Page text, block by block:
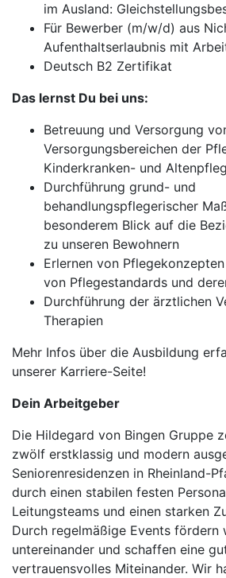
im Ausland:
Für Bewerber (m/w/d) aus
Aufenthaltserlaubnis mit
Deutsch B2 Zertifikat
Das lernst Du bei uns:
Betreuung und Versorgung
Versorgungsbereichen der
Kinderkranken- und
Durchführung grund- und
behandlungspflegerischer
besonderem Blick auf die
zu unseren Bewohnern
Erlernen von
von Pflegestandards und
Durchführung der ärztlichen
Therapien
Mehr Infos über die Ausbildung
unserer Karriere-Seite!
Dein Arbeitgeber
Die Hildegard von Bingen Gruppe
zwölf erstklassig und modern
Seniorenresidenzen in Rheinland-
durch einen stabilen festen
Leitungsteams und einen starken
Durch regelmäßige Events fördern
untereinander und schaffen eine
vertrauensvolles Miteinander. Wir